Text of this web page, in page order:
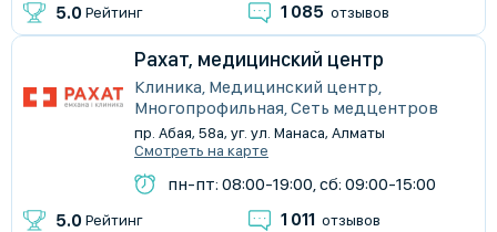
5.0 Рейтинг 1 085 отзывов
Рахат, медицинский центр
Клиника, Медицинский центр,
Многопрофильная, Сеть медцентров
пр. Абая, 58а, уг. ул. Манаса, Алматы
Смотреть на карте
пн-пт: 08:00-19:00, сб: 09:00-15:00
5.0 Рейтинг 1 011 отзывов